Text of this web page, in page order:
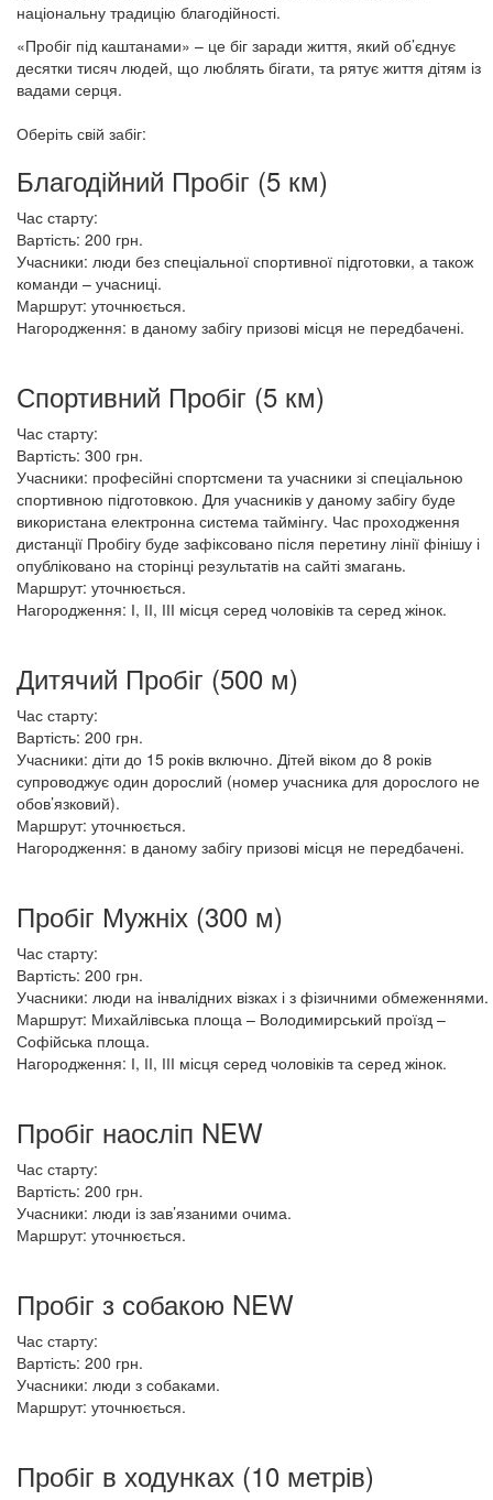
національну традицію благодійності.
«Пробіг під каштанами» – це біг заради життя, який об’єднує
десятки тисяч людей, що люблять бігати, та рятує життя дітям із
вадами серця.
Оберіть свій забіг:
Благодійний Пробіг (5 км)
​Час старту:
Вартість: 200 грн.
Учасники: люди без спеціальної спортивної підготовки, а також
команди – учасниці.
Маршрут: уточнюється.
Нагородження: в даному забігу призові місця не передбачені.
Спортивний Пробіг (5 км)
Час старту:
Вартість: 300 грн.
Учасники: професійні спортсмени та учасники зі спеціальною
спортивною підготовкою. Для учасників у даному забігу буде
використана електронна система таймінгу. Час проходження
дистанції Пробігу буде зафіксовано після перетину лінії фінішу і
опубліковано на сторінці результатів на сайті змагань.
Маршрут: уточнюється.
Нагородження: І, ІІ, ІІІ місця серед чоловіків та серед жінок.
Дитячий Пробіг (500 м)
Час старту:
Вартість: 200 грн.
Учасники: діти до 15 років включно. Дітей віком до 8 років
супроводжує один дорослий (номер учасника для дорослого не
обов’язковий).
Маршрут: уточнюється.
Нагородження: в даному забігу призові місця не передбачені.
Пробіг Мужніх (300 м)
Час старту:
Вартість: 200 грн.
Учасники: люди на інвалідних візках і з фізичними обмеженнями.
Маршрут: Михайлівська площа – Володимирський проїзд –
Софійська площа.
Нагородження: І, ІІ, ІІІ місця серед чоловіків та серед жінок.
Пробіг наосліп NEW
Час старту:
Вартість: 200 грн.
Учасники: люди із зав’язаними очима.
Маршрут: уточнюється.
Пробіг з собакою NEW
Час старту:
Вартість: 200 грн.
Учасники: люди з собаками.
Маршрут: уточнюється.
Пробіг в ходунках (10 метрів)